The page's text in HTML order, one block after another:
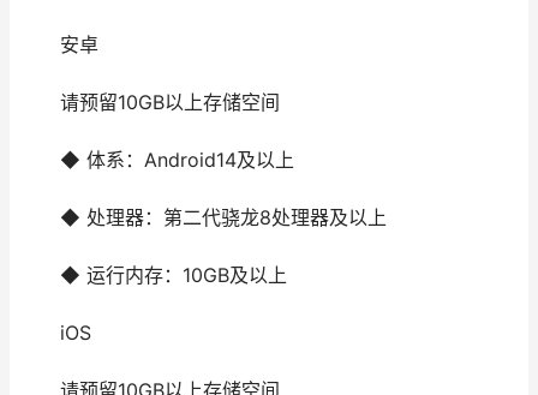
安卓
请预留10GB以上存储空间
◆ 体系：Android14及以上
◆ 处理器：第二代骁龙8处理器及以上
◆ 运行内存：10GB及以上
iOS